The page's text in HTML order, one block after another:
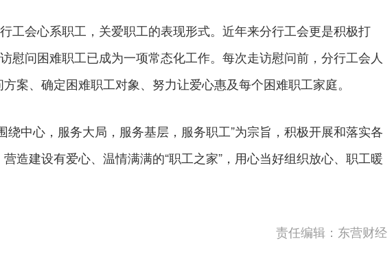
会心系职工，关爱职工的表现形式。近年来分行工会更是积极打
慰问困难职工已成为一项常态化工作。每次走访慰问前，分行工会人
案、确定困难职工对象、努力让爱心惠及每个困难职工家庭。
中心，服务大局，服务基层，服务职工”为宗旨，积极开展和落实各
造建设有爱心、温情满满的“职工之家”，用心当好组织放心、职工暖
责任编辑：东营财经